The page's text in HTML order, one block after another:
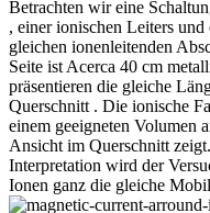
Betrachten wir eine
, einer ionischen Leiters
gleichen ionenleitenden
Seite ist Acerca 40 cm
präsentieren die gleiche
Querschnitt . Die ionische
einem geeigneten Volumen
Ansicht im Querschnitt
Interpretation wird der
Ionen ganz die gleiche